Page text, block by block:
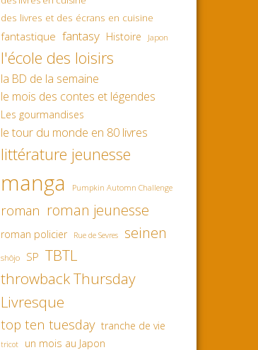
des livres et des écrans en cuisine
fantastique fantasy Histoire Japon
l'école des loisirs
la BD de la semaine
le mois des contes et légendes
Les gourmandises
le tour du monde en 80 livres
littérature jeunesse
manga Pumpkin Automn Challenge
roman roman jeunesse
roman policier Rue de Sevres seinen
shôjo SP TBTL
throwback Thursday
Livresque
top ten tuesday tranche de vie
tricot un mois au Japon